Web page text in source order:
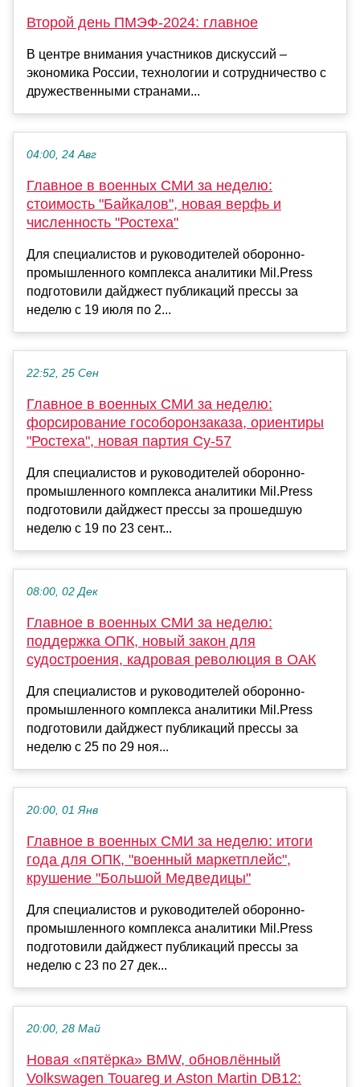
Второй день ПМЭФ-2024: главное
В центре внимания участников дискуссий –
экономика России, технологии и сотрудничество с
дружественными странами...
04:00, 24 Авг
Главное в военных СМИ за неделю:
стоимость "Байкалов", новая верфь и
численность "Ростеха"
Для специалистов и руководителей оборонно-
промышленного комплекса аналитики Mil.Press
подготовили дайджест публикаций прессы за
неделю с 19 июля по 2...
22:52, 25 Сен
Главное в военных СМИ за неделю:
форсирование гособоронзаказа, ориентиры
"Ростеха", новая партия Су-57
Для специалистов и руководителей оборонно-
промышленного комплекса аналитики Mil.Press
подготовили дайджест прессы за прошедшую
неделю с 19 по 23 сент...
08:00, 02 Дек
Главное в военных СМИ за неделю:
поддержка ОПК, новый закон для
судостроения, кадровая революция в ОАК
Для специалистов и руководителей оборонно-
промышленного комплекса аналитики Mil.Press
подготовили дайджест публикаций прессы за
неделю с 25 по 29 ноя...
20:00, 01 Янв
Главное в военных СМИ за неделю: итоги
года для ОПК, "военный маркетплейс",
крушение "Большой Медведицы"
Для специалистов и руководителей оборонно-
промышленного комплекса аналитики Mil.Press
подготовили дайджест публикаций прессы за
неделю с 23 по 27 дек...
20:00, 28 Май
Новая «пятёрка» BMW, обновлённый
Volkswagen Touareg и Aston Martin DB12: